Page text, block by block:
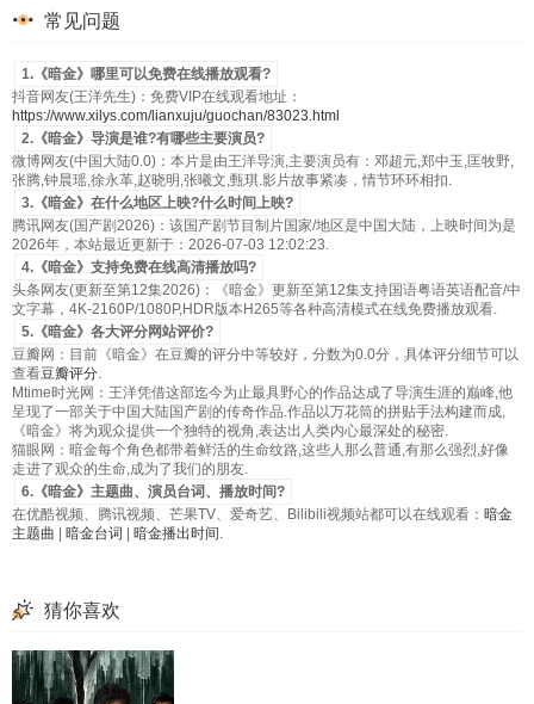
常见问题
1.《暗金》哪里可以免费在线播放观看?
抖音网友(王洋先生)：免费VIP在线观看地址：
https://www.xilys.com/lianxuju/guochan/83023.html
2.《暗金》导演是谁?有哪些主要演员?
微博网友(中国大陆0.0)：本片是由王洋导演,主要演员有：邓超元,郑中玉,匡牧野,
张腾,钟晨瑶,徐永革,赵晓明,张曦文,甄琪.影片故事紧凑，情节环环相扣.
3.《暗金》在什么地区上映?什么时间上映?
腾讯网友(国产剧2026)：该国产剧节目制片国家/地区是中国大陆，上映时间为是
2026年，本站最近更新于：2026-07-03 12:02:23.
4.《暗金》支持免费在线高清播放吗?
头条网友(更新至第12集2026)：《暗金》更新至第12集支持国语粤语英语配音/中
文字幕，4K-2160P/1080P,HDR版本H265等各种高清模式在线免费播放观看.
5.《暗金》各大评分网站评价?
豆瓣网：目前《暗金》在豆瓣的评分中等较好，分数为0.0分，具体评分细节可以
查看豆瓣评分.
Mtime时光网：王洋凭借这部迄今为止最具野心的作品达成了导演生涯的巅峰,他
呈现了一部关于中国大陆国产剧的传奇作品.作品以万花筒的拼贴手法构建而成,
《暗金》将为观众提供一个独特的视角,表达出人类内心最深处的秘密.
猫眼网：暗金每个角色都带着鲜活的生命纹路,这些人那么普通,有那么强烈,好像
走进了观众的生命,成为了我们的朋友.
6.《暗金》主题曲、演员台词、播放时间?
在优酷视频、腾讯视频、芒果TV、爱奇艺、Bilibili视频站都可以在线观看： 暗金
主题曲
暗金台词 暗金播出时间 .
猜你喜欢